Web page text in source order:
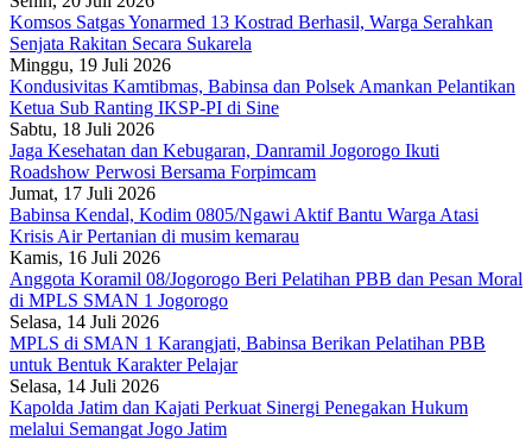
Komsos Satgas Yonarmed 13 Kostrad Berhasil, Warga Serahkan
Senjata Rakitan Secara Sukarela
Minggu, 19 Juli 2026
Kondusivitas Kamtibmas, Babinsa dan Polsek Amankan Pelantikan
Ketua Sub Ranting IKSP-PI di Sine
Sabtu, 18 Juli 2026
Jaga Kesehatan dan Kebugaran, Danramil Jogorogo Ikuti
Roadshow Perwosi Bersama Forpimcam
Jumat, 17 Juli 2026
Babinsa Kendal, Kodim 0805/Ngawi Aktif Bantu Warga Atasi
Krisis Air Pertanian di musim kemarau
Kamis, 16 Juli 2026
Anggota Koramil 08/Jogorogo Beri Pelatihan PBB dan Pesan Moral
di MPLS SMAN 1 Jogorogo
Selasa, 14 Juli 2026
MPLS di SMAN 1 Karangjati, Babinsa Berikan Pelatihan PBB
untuk Bentuk Karakter Pelajar
Selasa, 14 Juli 2026
Kapolda Jatim dan Kajati Perkuat Sinergi Penegakan Hukum
melalui Semangat Jogo Jatim